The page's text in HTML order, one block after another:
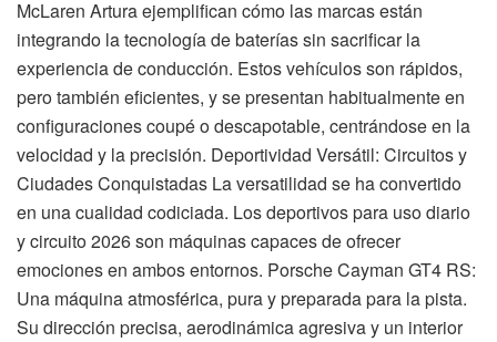
McLaren Artura ejemplifican cómo las marcas están
integrando la tecnología de baterías sin sacrificar la
experiencia de conducción. Estos vehículos son rápidos,
pero también eficientes, y se presentan habitualmente en
configuraciones coupé o descapotable, centrándose en la
velocidad y la precisión. Deportividad Versátil: Circuitos y
Ciudades Conquistadas La versatilidad se ha convertido
en una cualidad codiciada. Los deportivos para uso diario
y circuito 2026 son máquinas capaces de ofrecer
emociones en ambos entornos. Porsche Cayman GT4 RS:
Una máquina atmosférica, pura y preparada para la pista.
Su dirección precisa, aerodinámica agresiva y un interior